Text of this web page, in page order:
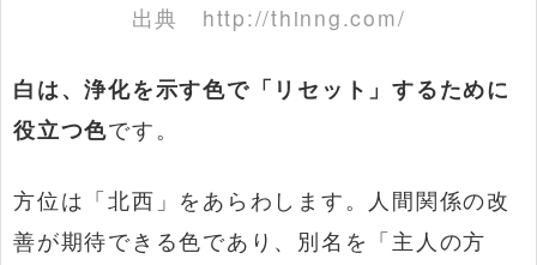
出典 http://thinng.com/
白は、浄化を示す色で「リセット」するために
役立つ色です。
方位は「北西」をあらわします。人間関係の改
善が期待できる色であり、別名を「主人の方